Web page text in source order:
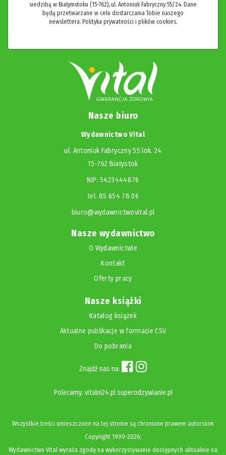
siedzibą w Białymstoku (15-762), ul. Antoniuk Fabryczny 55/24. Dane
będą przetwarzane w celu dostarczania Tobie naszego
newslettera. Polityka prywatności i plików cookies.
Nasze biuro
Wydawnictwo Vital
ul. Antoniuk Fabryczny 55 lok. 24
15-762 Białystok
NIP: 5423444876
tel. 85 654 78 06
biuro@wydawnictwovital.pl
Nasze wydawnictwo
O Wydawnictwie
Kontakt
Oferty pracy
Nasze książki
Katalog książek
Aktualne publikacje w formacie CSV
Do pobrania
Znajdź nas na:
Polecamy: vitalni24.pl superodzywianie.pl
Wszystkie treści umieszczone na tej stronie są chronione prawem autorskim
Copyright1999-2026;
Wydawnictwo Vital wyraża zgodę na wykorzystywanie dostępnych aktualnie na